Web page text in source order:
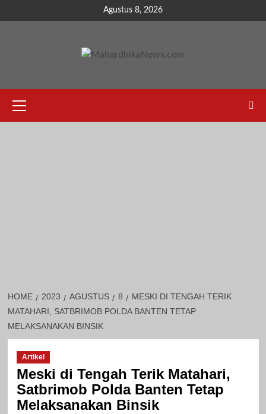
to
Agustus 8, 2026
Menu
HOME 2023 AGUSTUS 8
MESKI DI TENGAH TERIK
MATAHARI, SATBRIMOB POLDA BANTEN TETAP
MELAKSANAKAN BINSIK
Artikel
Meski di Tengah Terik Matahari,
Satbrimob Polda Banten Tetap
Melaksanakan Binsik